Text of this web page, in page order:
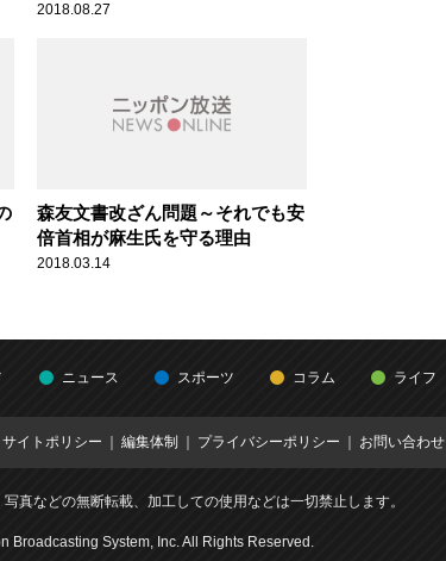
2018.08.27
森友文書改ざん問題～それでも安
倍首相が麻生氏を守る理由
2018.03.14
ニュース スポーツ コラム ライフ
サイトポリシー 編集体制 プライバシーポリシー お問い合わせ
真などの無断転載、加工しての使用などは一切禁止します。
Broadcasting System, Inc. All Rights Reserved.